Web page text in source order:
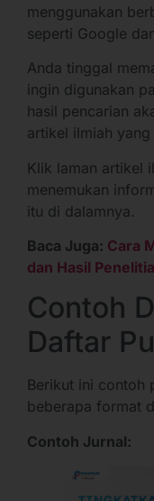
menggunakan
seperti Google
Anda tinggal
ingin digunakan
hasil pencarian
artikel ilmiah
Klik laman artikel
menemukan
itu di dalamnya.
Baca Juga: Cara
dan Hasil
Contoh
Daftar
Berikut ini contoh
beberapa format
Contoh Jurnal: